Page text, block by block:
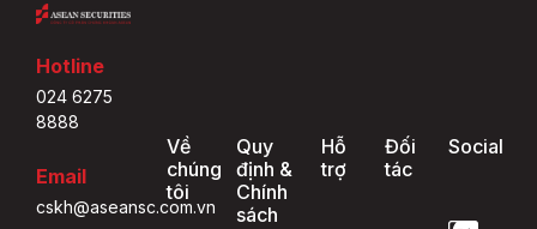
Hotline
024 6275
8888
Email
cskh@aseansc.com.vn
Về
chúng
tôi
Quy
định &
Chính
sách
Hỗ
trợ
Đối
tác
Social